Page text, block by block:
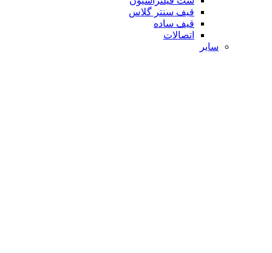
قیف سنتر گلاس
قیف ساده
اتصالات
سایر